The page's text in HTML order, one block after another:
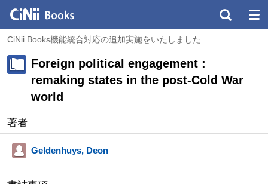
CiNii Books機能統合対応の追加実施をいたしました
Foreign political engagement :
remaking states in the post-Cold War
world
著者
Geldenhuys, Deon